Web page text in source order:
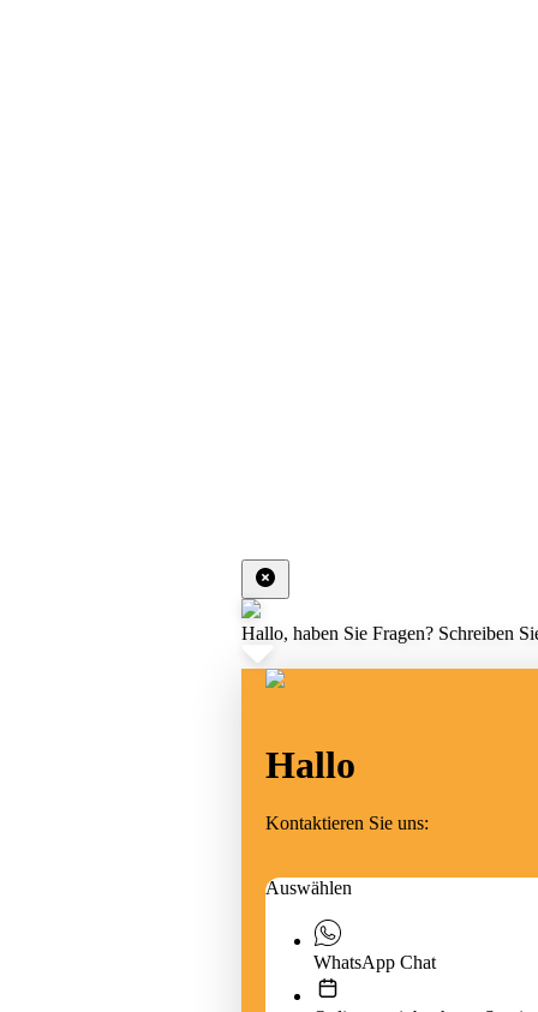
Hallo, haben Sie Fragen? Schreiben
Hallo
Kontaktieren Sie uns:
Auswählen
WhatsApp Chat